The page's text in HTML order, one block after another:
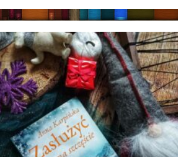
Maciejewska